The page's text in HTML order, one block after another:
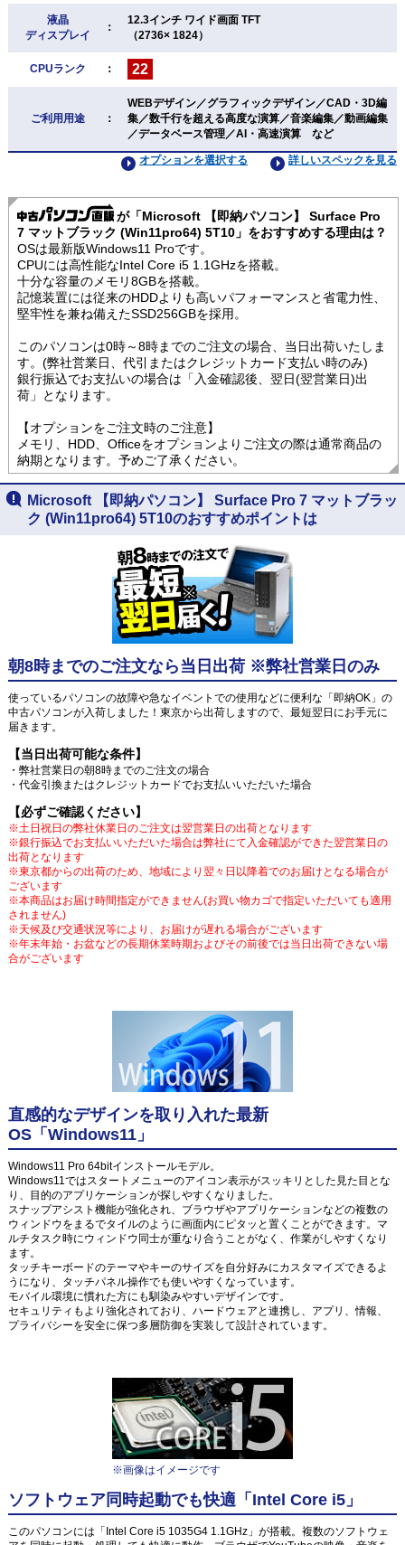
液晶
ディスプレイ
：
12.3インチ ワイド画面 TFT
（2736× 1824）
CPUランク ： 22
ご利用用途 ：
WEBデザイン／グラフィックデザイン／CAD・3D編
集／数千行を超える高度な演算／音楽編集／動画編集
／データベース管理／AI・高速演算 など
詳しいスペックを見る
オプションを選択する
が「Microsoft 【即納パソコン】 Surface Pro
7 マットブラック (Win11pro64) 5T10」をおすすめする理由は？
OSは最新版Windows11 Proです。
CPUには高性能なIntel Core i5 1.1GHzを搭載。
十分な容量のメモリ8GBを搭載。
記憶装置には従来のHDDよりも高いパフォーマンスと省電力性、
堅牢性を兼ね備えたSSD256GBを採用。
このパソコンは0時～8時までのご注文の場合、当日出荷いたしま
す。(弊社営業日、代引またはクレジットカード支払い時のみ)
銀行振込でお支払いの場合は「入金確認後、翌日(翌営業日)出
荷」となります。
【オプションをご注文時のご注意】
メモリ、HDD、Officeをオプションよりご注文の際は通常商品の
納期となります。予めご了承ください。
Microsoft 【即納パソコン】 Surface Pro 7 マットブラッ
ク (Win11pro64) 5T10のおすすめポイントは
朝8時までのご注文なら当日出荷 ※弊社営業日のみ
使っているパソコンの故障や急なイベントでの使用などに便利な「即納OK」の
中古パソコンが入荷しました！東京から出荷しますので、最短翌日にお手元に
届きます。
【当日出荷可能な条件】
・弊社営業日の朝8時までのご注文の場合
・代金引換またはクレジットカードでお支払いいただいた場合
【必ずご確認ください】
※土日祝日の弊社休業日のご注文は翌営業日の出荷となります
※銀行振込でお支払いいただいた場合は弊社にて入金確認ができた翌営業日の
出荷となります
※東京都からの出荷のため、地域により翌々日以降着でのお届けとなる場合が
ございます
※本商品はお届け時間指定ができません(お買い物カゴで指定いただいても適用
されません)
※天候及び交通状況等により、お届けが遅れる場合がございます
※年末年始・お盆などの長期休業時期およびその前後では当日出荷できない場
合がございます
直感的なデザインを取り入れた最新
OS「Windows11」
Windows11 Pro 64bitインストールモデル。
Windows11ではスタートメニューのアイコン表示がスッキリとした見た目とな
り、目的のアプリケーションが探しやすくなりました。
スナップアシスト機能が強化され、ブラウザやアプリケーションなどの複数の
ウィンドウをまるでタイルのように画面内にピタッと置くことができます。マ
ルチタスク時にウィンドウ同士が重なり合うことがなく、作業がしやすくなり
ます。
タッチキーボードのテーマやキーのサイズを自分好みにカスタマイズできるよ
うになり、タッチパネル操作でも使いやすくなっています。
モバイル環境に慣れた方にも馴染みやすいデザインです。
セキュリティもより強化されており、ハードウェアと連携し、アプリ、情報、
プライバシーを安全に保つ多層防御を実装して設計されています。
※画像はイメージです
ソフトウェア同時起動でも快適「Intel Core i5」
このパソコンには「Intel Core i5 1035G4 1.1GHz」が搭載。複数のソフトウェ